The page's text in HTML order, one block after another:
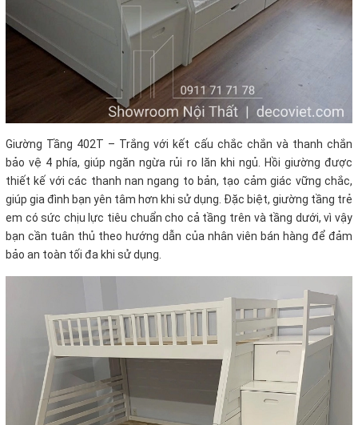
Giường Tầng 402T – Trắng với kết cấu chắc chắn và thanh chắn
bảo vệ 4 phía, giúp ngăn ngừa rủi ro lăn khi ngủ. Hồi giường được
thiết kế với các thanh nan ngang to bản, tạo cảm giác vững chắc,
giúp gia đình bạn yên tâm hơn khi sử dụng. Đặc biệt, giường tầng trẻ
em có sức chịu lực tiêu chuẩn cho cả tầng trên và tầng dưới, vì vậy
bạn cần tuân thủ theo hướng dẫn của nhân viên bán hàng để đảm
bảo an toàn tối đa khi sử dụng.